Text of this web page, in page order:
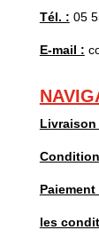
Tél. : 05
E-mail :
Livraison
les